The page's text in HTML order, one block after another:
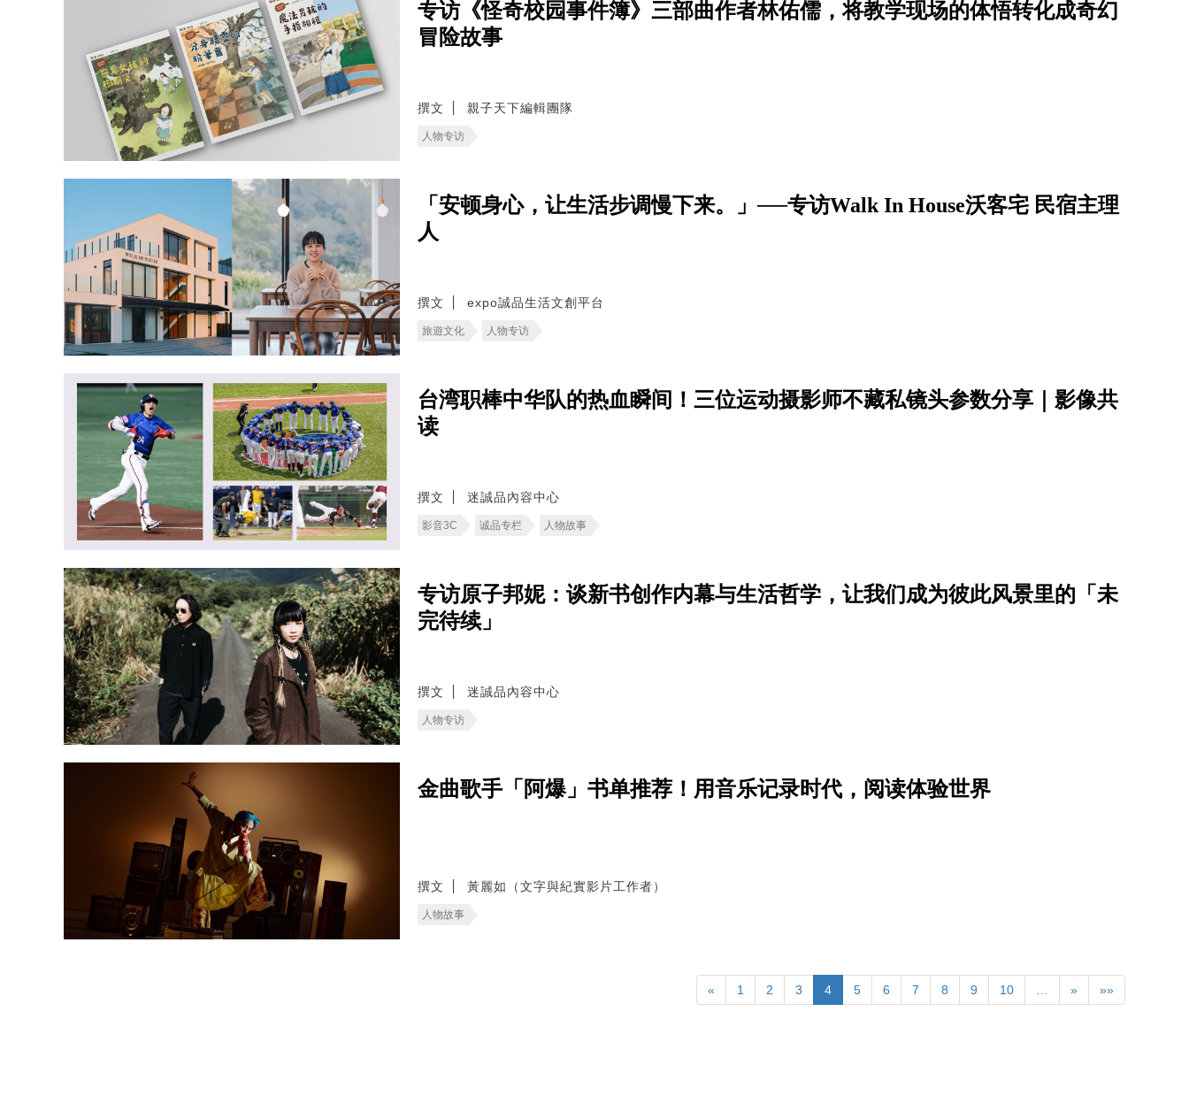
专访《怪奇校园事件簿》三部曲作者林佑儒，将教学现场的体悟转化成奇幻
冒险故事
撰文 親子天下編輯團隊
人物专访
「安顿身心，让生活步调慢下来。」──专访Walk In House沃客宅 民宿主理
人
撰文 expo誠品生活文創平台
旅遊文化 人物专访
台湾职棒中华队的热血瞬间！三位运动摄影师不藏私镜头参数分享｜影像共
读
撰文 迷誠品內容中心
影音3C 诚品专栏 人物故事
专访原子邦妮：谈新书创作内幕与生活哲学，让我们成为彼此风景里的「未
完待续」
撰文 迷誠品內容中心
人物专访
金曲歌手「阿爆」书单推荐！用音乐记录时代，阅读体验世界
撰文 黃麗如（文字與紀實影片工作者）
人物故事
« 1 2 3 4 5 6 7 8 9 10 … » »»